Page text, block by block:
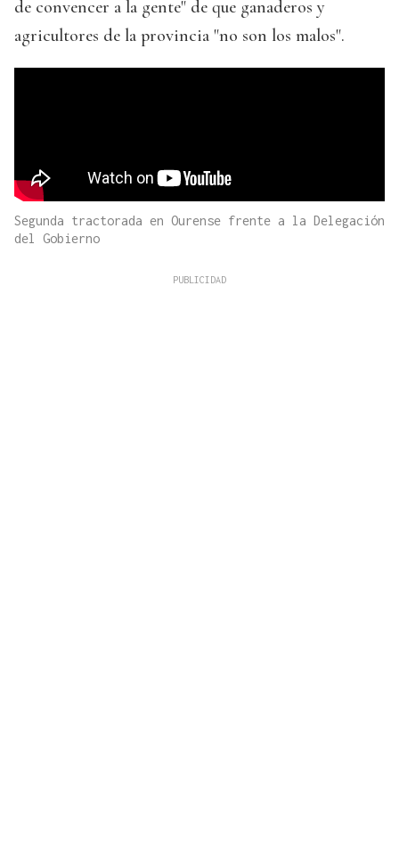
de convencer a la gente" de que ganaderos y
agricultores de la provincia "no son los malos".
Segunda tractorada en Ourense frente a la Delegación
del Gobierno